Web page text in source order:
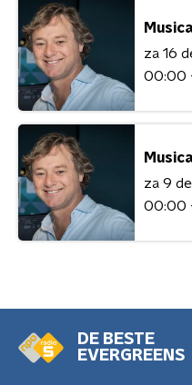
za 16
00:00
za 9
00:00
DE BESTE
EVERGREENS